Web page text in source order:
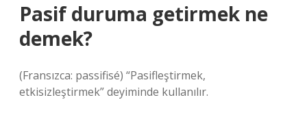
Pasif duruma getirmek ne
demek?
(Fransızca: passifisé) “Pasifleştirmek,
etkisizleştirmek” deyiminde kullanılır.